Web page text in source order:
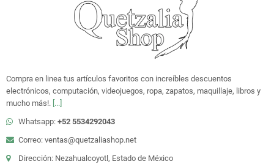
Compra en linea tus artículos favoritos con increíbles descuentos
electrónicos, computación, videojuegos, ropa, zapatos, maquillaje, libros y
mucho más!. [...]
Whatsapp: +52 5534292043
Correo: ventas@quetzaliashop.net
Dirección: Nezahualcoyotl, Estado de México